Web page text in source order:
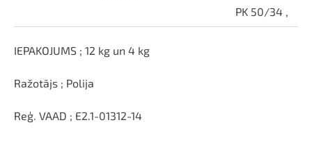
PK 50/34 ,
IEPAKOJUMS ; 12 kg un 4 kg
Ražotājs ; Polija
Reģ. VAAD ; E2.1-01312-14